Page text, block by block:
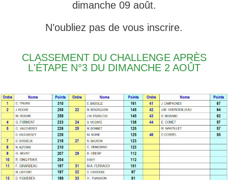
dimanche 09 août.
N’oubliez pas de vous inscrire.
CLASSEMENT DU CHALLENGE APRÈS
L'ÉTAPE N°3 DU DIMANCHE 2 AOÛT